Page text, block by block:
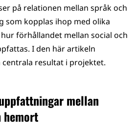
på relationen mellan språk och
som kopplas ihop med olika
förhållandet mellan social och
I den här artikeln
resultat i projektet.
mellan
hemort